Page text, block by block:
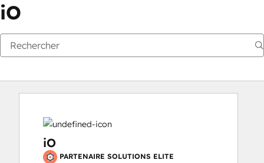
iO
iO
PARTENAIRE SOLUTIONS ELITE